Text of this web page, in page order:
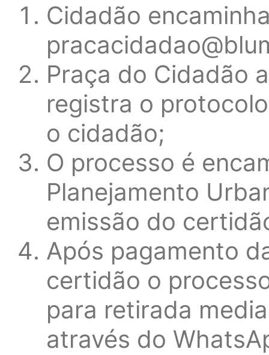
Cidadão
Praça do Cidadão
registra o
o cidadão;
O processo é
Planejamento
emissão do
Após pagamento
certidão o
para retirada
através do